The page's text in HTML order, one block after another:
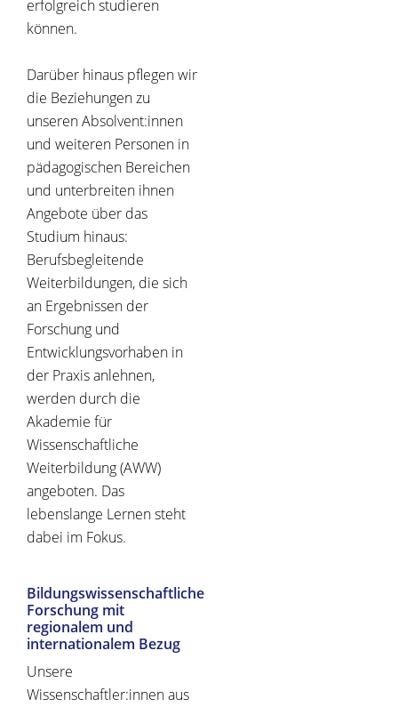
erfolgreich studieren
können.
Darüber hinaus pflegen wir
die Beziehungen zu
unseren Absolvent:innen
und weiteren Personen in
pädagogischen Bereichen
und unterbreiten ihnen
Angebote über das
Studium hinaus:
Berufsbegleitende
Weiterbildungen, die sich
an Ergebnissen der
Forschung und
Entwicklungsvorhaben in
der Praxis anlehnen,
werden durch die
Akademie für
Wissenschaftliche
Weiterbildung (AWW)
angeboten. Das
lebenslange Lernen steht
dabei im Fokus.
Bildungswissenschaftliche
Forschung mit
regionalem und
internationalem Bezug
Unsere
Wissenschaftler:innen aus